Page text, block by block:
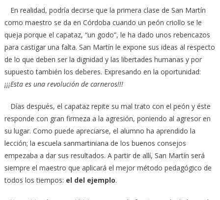
En realidad, podría decirse que la primera clase de San Martín
como maestro se da en Córdoba cuando un peón criollo se le
queja porque el capataz, “un godo”, le ha dado unos rebencazos
para castigar una falta. San Martín le expone sus ideas al respecto
de lo que deben ser la dignidad y las libertades humanas y por
supuesto también los deberes. Expresando en la oportunidad:
¡¡¡Esta es una revolución de carneros!!!
Días después, el capataz repite su mal trato con el peón y éste
responde con gran firmeza a la agresión, poniendo al agresor en
su lugar. Como puede apreciarse, el alumno ha aprendido la
lección; la escuela sanmartiniana de los buenos consejos
empezaba a dar sus resultados. A partir de allí, San Martín será
siempre el maestro que aplicará el mejor método pedagógico de
todos los tiempos: el del ejemplo.